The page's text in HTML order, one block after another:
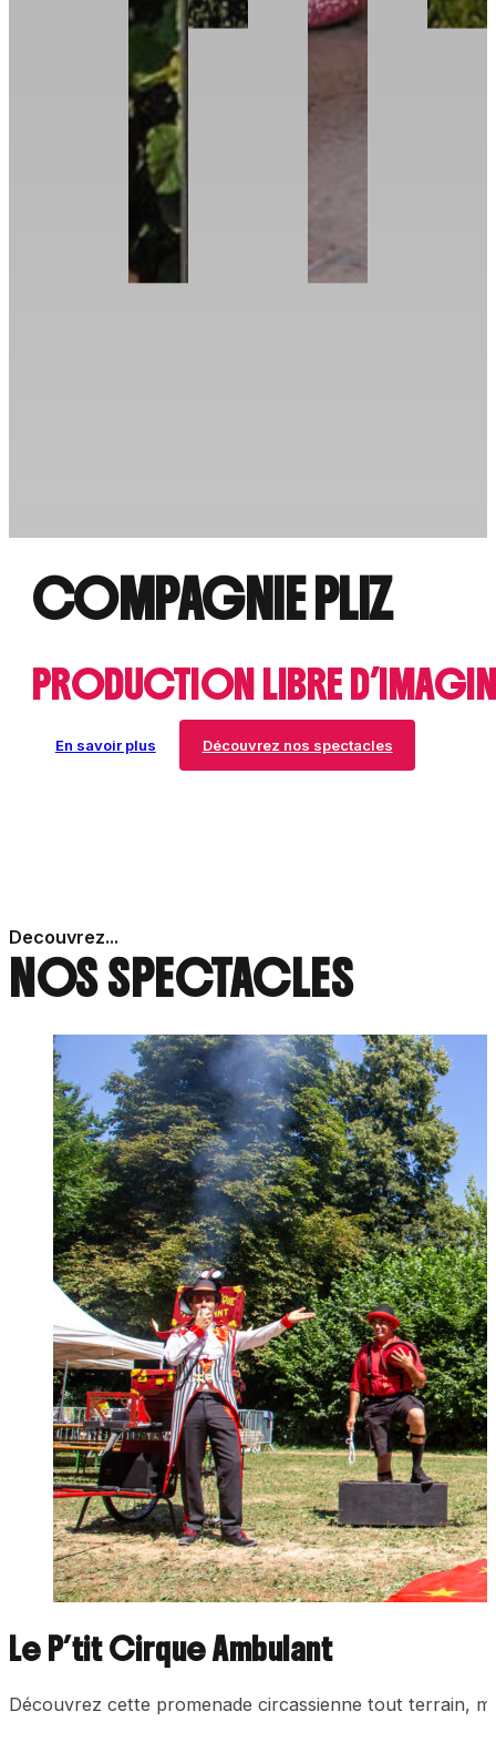
COMPAGNIE PLIZ
PRODUCTION LIBRE
En savoir plus Découvrez nos spectacles
Decouvrez...
NOSSPECTACLES
Le P’tit Cirque Ambulant
Découvrez cette promenade circassienne tout terrain,